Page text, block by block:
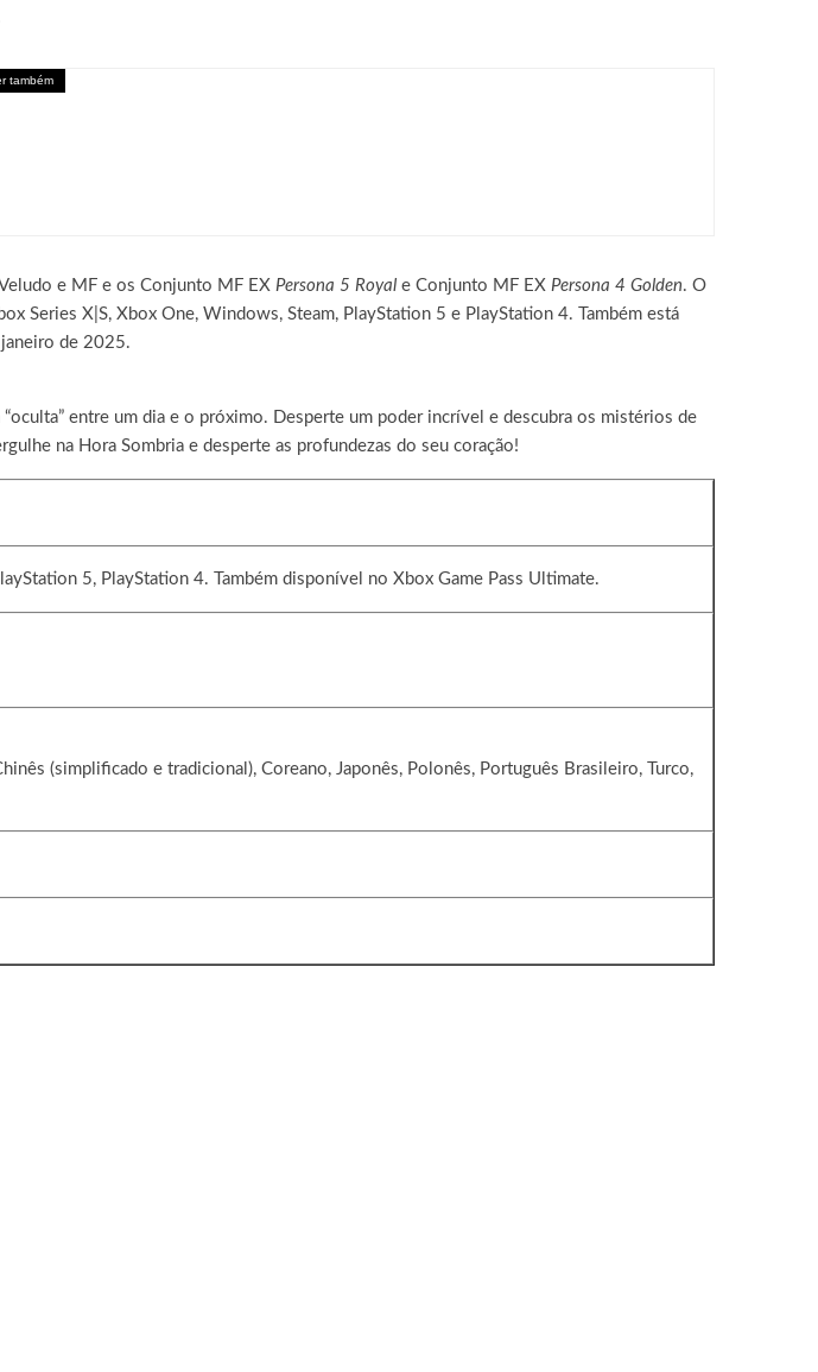
também
e MF e os Conjunto MF EX Persona 5 Royal e Conjunto MF EX Persona 4 Golden. O
Series X|S, Xbox One, Windows, Steam, PlayStation 5 e PlayStation 4. Também está
de 2025.
entre um dia e o próximo. Desperte um poder incrível e descubra os mistérios de
na Hora Sombria e desperte as profundezas do seu coração!
5, PlayStation 4. Também disponível no Xbox Game Pass Ultimate.
(simplificado e tradicional), Coreano, Japonês, Polonês, Português Brasileiro, Turco,